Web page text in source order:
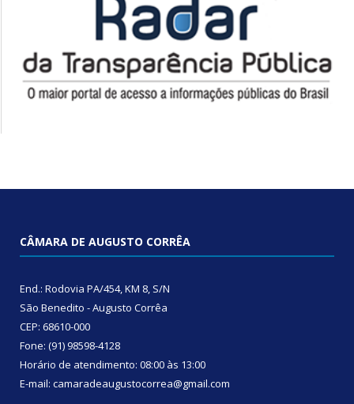
CÂMARA DE AUGUSTO CORRÊA
End.: Rodovia PA/454, KM 8, S/N
São Benedito - Augusto Corrêa
CEP: 68610-000
Fone: (91) 98598-4128
Horário de atendimento: 08:00 às 13:00
E-mail: camaradeaugustocorrea@gmail.com